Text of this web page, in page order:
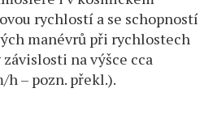
rychlostí a se schopností
manévrů při rychlostech
na výšce cca
h – pozn. překl.).